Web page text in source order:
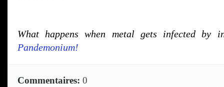
What happens when metal gets infected by
Pandemonium!
Commentaires: 0